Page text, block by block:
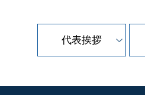
代表挨拶